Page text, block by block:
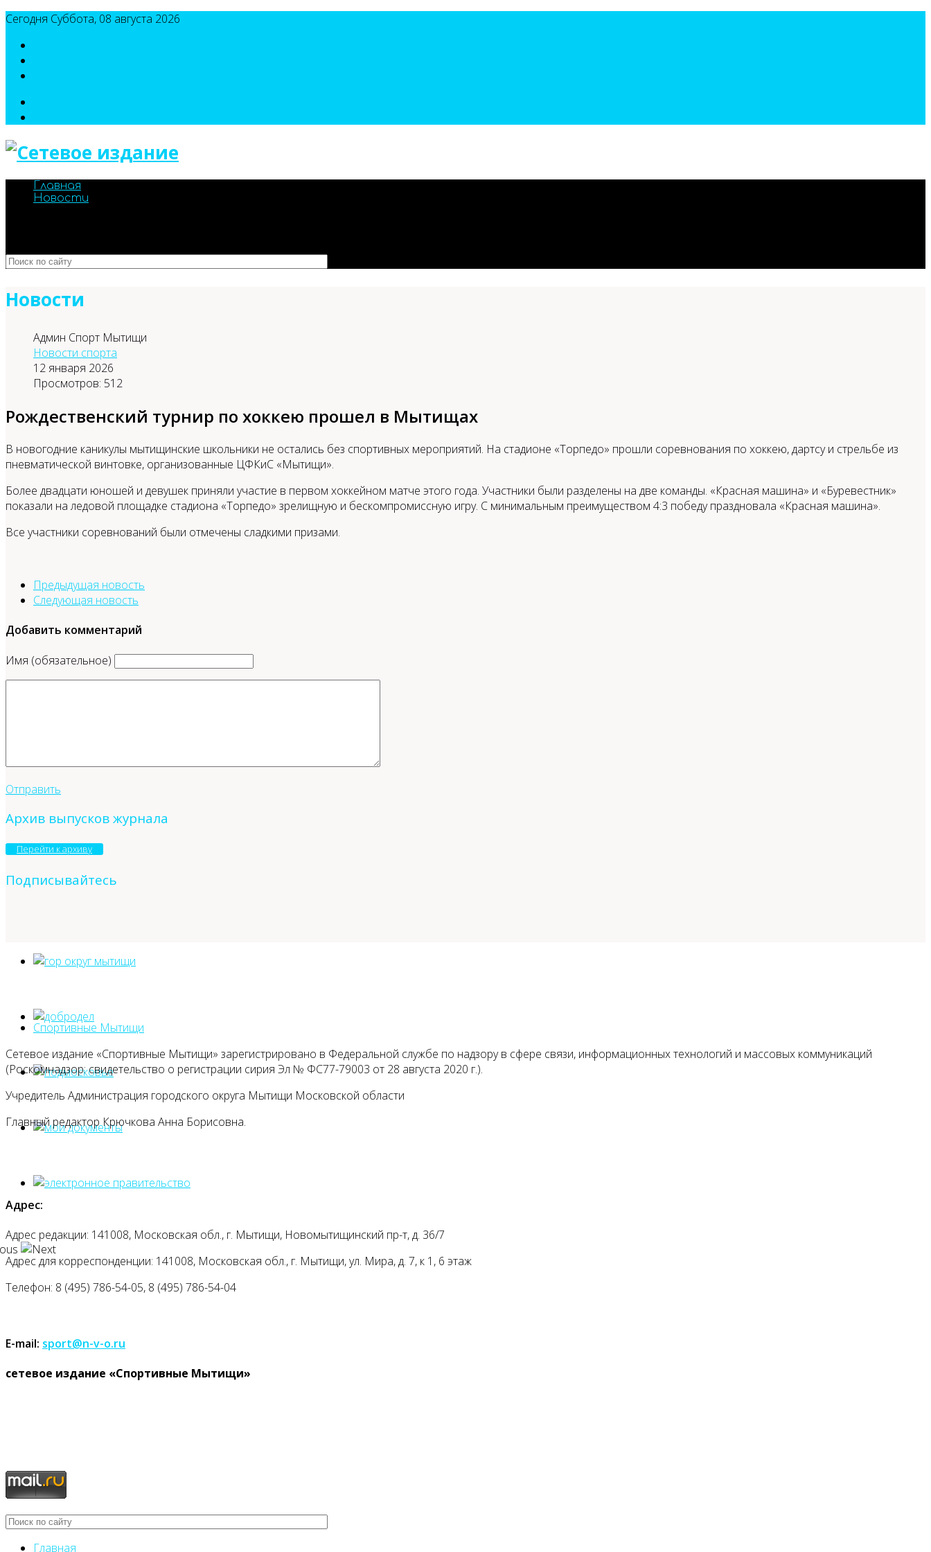
Сегодня Суббота, 08 августа 2026
Главная
Новости
Новости
Админ Спорт Мытищи
Новости спорта
12 января 2026
Просмотров: 512
Рождественский турнир по хоккею прошел в Мытищах
В новогодние каникулы мытищинские школьники не остались без спортивных мероприятий. На стадионе «Торпедо» прошли соревнования по хоккею, дартсу и стрельбе из
пневматической винтовке, организованные ЦФКиС «Мытищи».
Более двадцати юношей и девушек приняли участие в первом хоккейном матче этого года. Участники были разделены на две команды. «Красная машина» и «Буревестник»
показали на ледовой площадке стадиона «Торпедо» зрелищную и бескомпромиссную игру. С минимальным преимуществом 4:3 победу праздновала «Красная машина».
Все участники соревнований были отмечены сладкими призами.
Предыдущая новость
Следующая новость
Добавить комментарий
Имя (обязательное)
Отправить
Архив выпусков журнала
Перейти к архиву
Подписывайтесь
Спортивные Мытищи
Сетевое издание «Спортивные Мытищи» зарегистрировано в Федеральной службе по надзору в сфере связи, информационных технологий и массовых коммуникаций
(Роскомнадзор: свидетельство о регистрации сирия Эл № ФС77-79003 от 28 августа 2020 г.).
Учредитель Администрация городского округа Мытищи Московской области
Главный редактор Крючкова Анна Борисовна.
Адрес:
Адрес редакции: 141008, Московская обл., г. Мытищи, Новомытищинский пр-т, д. 36/7
Адрес для корреспонденции: 141008, Московская обл., г. Мытищи, ул. Мира, д. 7, к 1, 6 этаж
Телефон: 8 (495) 786-54-05, 8 (495) 786-54-04
E-mail: sport@n-v-o.ru
cетевое издание «Спортивные Мытищи»
Главная